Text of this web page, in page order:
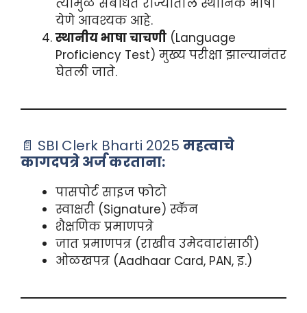
येणे आवश्यक आहे.
स्थानीय भाषा चाचणी (Language
Proficiency Test) मुख्य परीक्षा झाल्यानंतर
घेतली जाते.
📄 SBI Clerk Bharti 2025 महत्वाचे
कागदपत्रे अर्ज करताना:
पासपोर्ट साइज फोटो
स्वाक्षरी (Signature) स्कॅन
शैक्षणिक प्रमाणपत्रे
जात प्रमाणपत्र (राखीव उमेदवारांसाठी)
ओळखपत्र (Aadhaar Card, PAN, इ.)